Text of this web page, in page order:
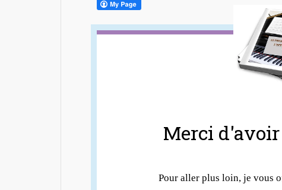
Merci
Pour aller plus loin, je vous